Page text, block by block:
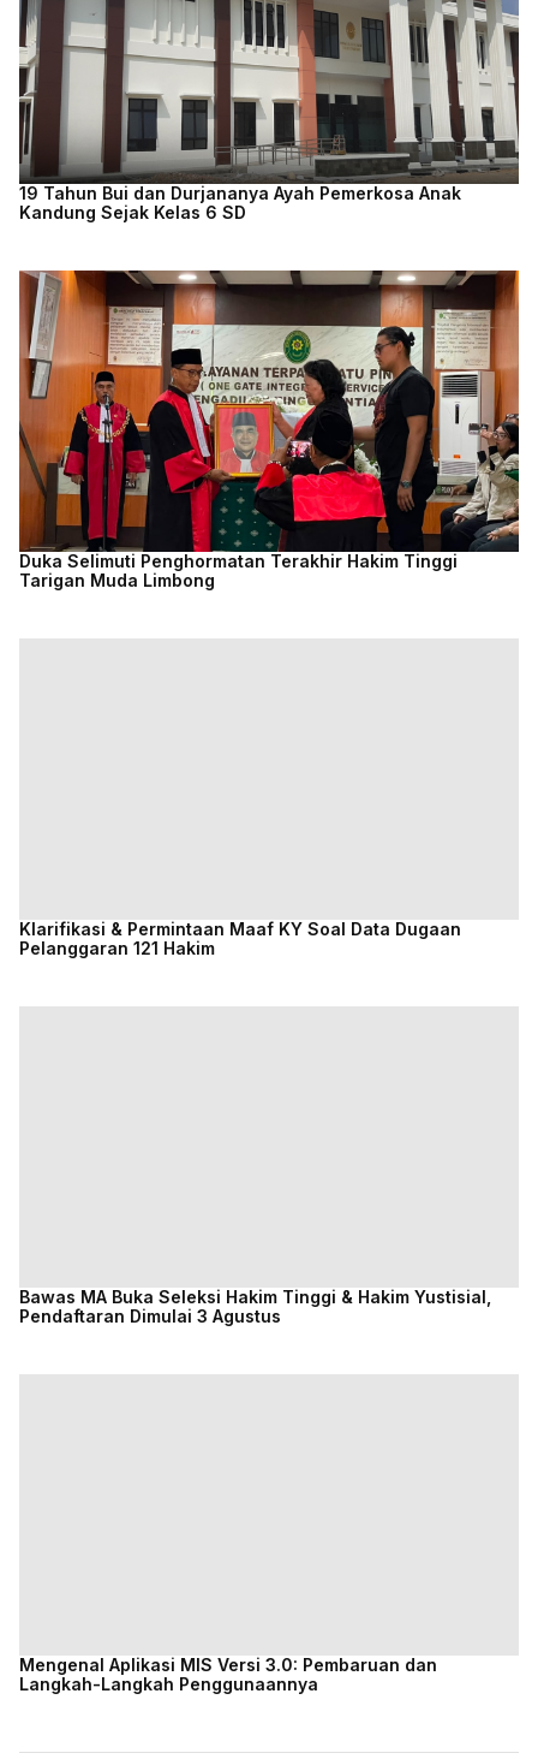
19 Tahun Bui dan Durjananya Ayah Pemerkosa Anak
Kandung Sejak Kelas 6 SD
Duka Selimuti Penghormatan Terakhir Hakim Tinggi
Tarigan Muda Limbong
Klarifikasi & Permintaan Maaf KY Soal Data Dugaan
Pelanggaran 121 Hakim
Bawas MA Buka Seleksi Hakim Tinggi & Hakim Yustisial,
Pendaftaran Dimulai 3 Agustus
Mengenal Aplikasi MIS Versi 3.0: Pembaruan dan
Langkah-Langkah Penggunaannya